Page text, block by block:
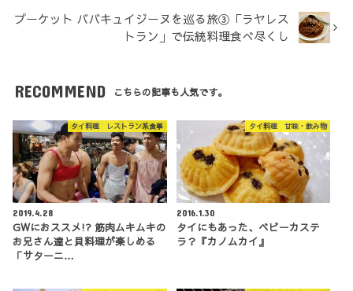
プーケット ババキュイジーヌを巡る旅③「ラヤレス
トラン」で伝統料理食べ尽くし
RECOMMEND こちらの記事も人気です。
タイ料理 レストラン系食事
2019.4.28
GWにおススメ!? 筋肉ムキムキの
お兄さん達と貝料理が楽しめる
「サターニ…
タイ料理 甘味・飲み物
2016.1.30
タイにもあった、ベビーカステ
ラ？『カノムカイ』